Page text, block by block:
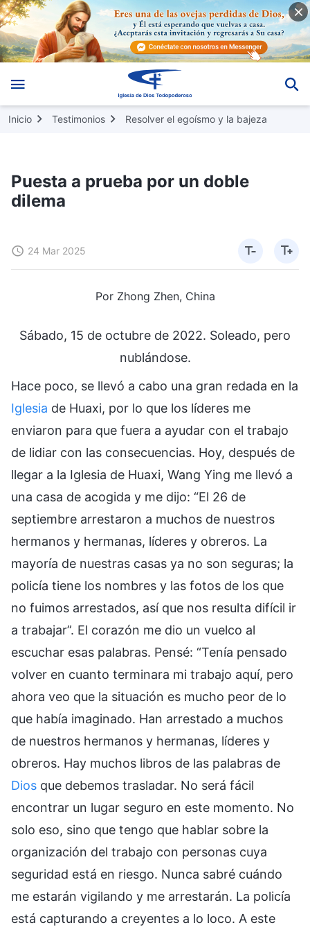
Inicio Testimonios Resolver el egoísmo y la bajeza
Puesta a prueba por un doble
dilema
24 Mar 2025
Por Zhong Zhen, China
Sábado, 15 de octubre de 2022. Soleado, pero
nublándose.
Hace poco, se llevó a cabo una gran redada en la
Iglesia de Huaxi, por lo que los líderes me
enviaron para que fuera a ayudar con el trabajo
de lidiar con las consecuencias. Hoy, después de
llegar a la Iglesia de Huaxi, Wang Ying me llevó a
una casa de acogida y me dijo: “El 26 de
septiembre arrestaron a muchos de nuestros
hermanos y hermanas, líderes y obreros. La
mayoría de nuestras casas ya no son seguras; la
policía tiene los nombres y las fotos de los que
no fuimos arrestados, así que nos resulta difícil ir
a trabajar”. El corazón me dio un vuelco al
escuchar esas palabras. Pensé: “Tenía pensado
volver en cuanto terminara mi trabajo aquí, pero
ahora veo que la situación es mucho peor de lo
que había imaginado. Han arrestado a muchos
de nuestros hermanos y hermanas, líderes y
obreros. Hay muchos libros de las palabras de
Dios que debemos trasladar. No será fácil
encontrar un lugar seguro en este momento. No
solo eso, sino que tengo que hablar sobre la
organización del trabajo con personas cuya
seguridad está en riesgo. Nunca sabré cuándo
me estarán vigilando y me arrestarán. La policía
está capturando a creyentes a lo loco. A este